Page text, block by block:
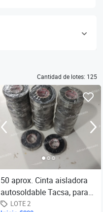
Cantidad de lotes: 125
50 aprox. Cinta aisladora
autosoldable Tacsa, para
cable alta temperatura 19
LOTE 2